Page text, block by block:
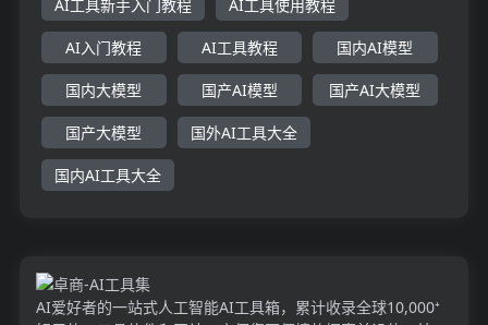
AI工具新手入门教程 AI工具使用教程
AI入门教程 AI工具教程 国内AI模型
国内大模型 国产AI模型 国产AI大模型
国产大模型 国外AI工具大全
国内AI工具大全
AI爱好者的一站式人工智能AI工具箱，累计收录全球10,000⁺